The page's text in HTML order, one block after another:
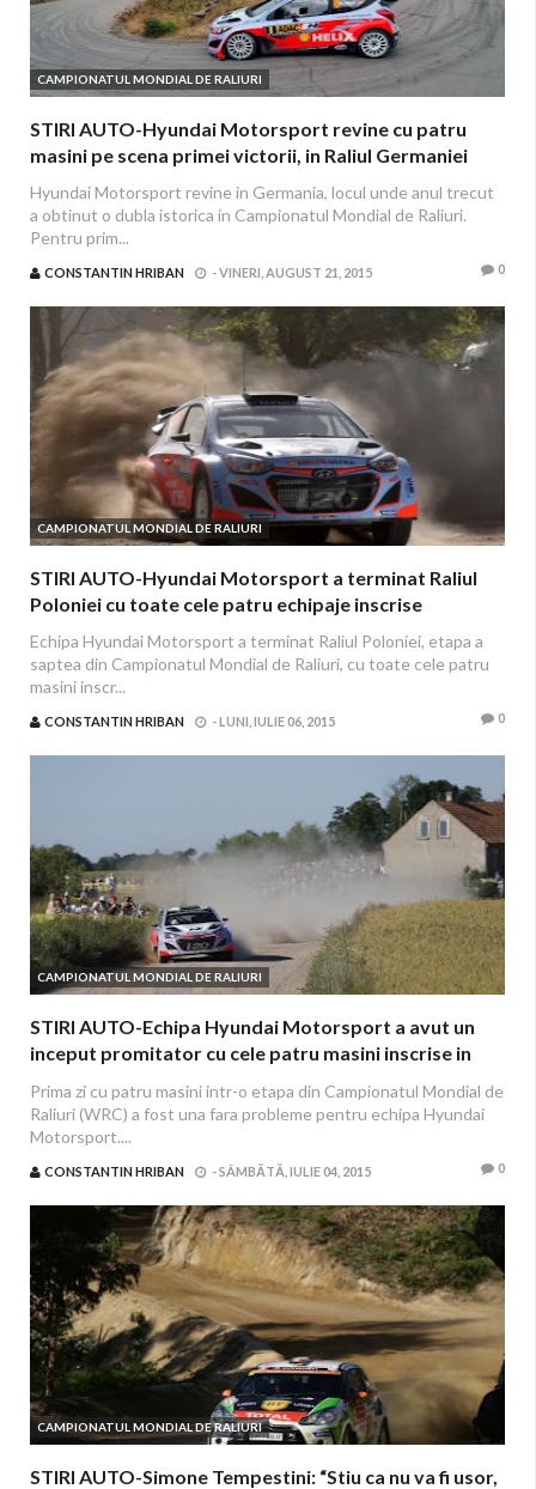
CAMPIONATUL MONDIAL DE RALIURI
STIRI AUTO-Hyundai Motorsport revine cu patru
masini pe scena primei victorii, in Raliul Germaniei
Hyundai Motorsport revine in Germania, locul unde anul trecut
a obtinut o dubla istorica in Campionatul Mondial de Raliuri.
Pentru prim...
CONSTANTIN HRIBAN -VINERI, AUGUST 21, 2015 0
CAMPIONATUL MONDIAL DE RALIURI
STIRI AUTO-Hyundai Motorsport a terminat Raliul
Poloniei cu toate cele patru echipaje inscrise
Echipa Hyundai Motorsport a terminat Raliul Poloniei, etapa a
saptea din Campionatul Mondial de Raliuri, cu toate cele patru
masini inscr...
CONSTANTIN HRIBAN -LUNI, IULIE 06, 2015 0
CAMPIONATUL MONDIAL DE RALIURI
STIRI AUTO-Echipa Hyundai Motorsport a avut un
inceput promitator cu cele patru masini inscrise in
Prima zi cu patru masini intr-o etapa din Campionatul Mondial de
Raliuri (WRC) a fost una fara probleme pentru echipa Hyundai
Motorsport....
CONSTANTIN HRIBAN -SÂMBĂTĂ, IULIE 04, 2015 0
CAMPIONATUL MONDIAL DE RALIURI
STIRI AUTO-Simone Tempestini: “Stiu ca nu va fi usor,